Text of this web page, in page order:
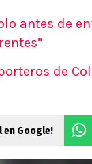
antes de
de
en Google!